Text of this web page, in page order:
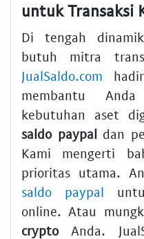
untuk Transaksi
Di tengah
butuh mitra
JualSaldo.com
membantu
kebutuhan aset
saldo paypaldan
Kami mengerti
prioritas utama.
saldo paypal
online. Atau
cryptoAnda.